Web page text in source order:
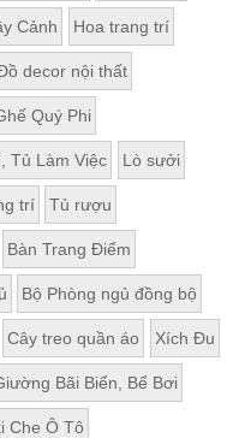
Cảnh Hoa trang trí
decor nội thất
Quý Phi
Tủ Làm Việc Lò sưởi
trí Tủ rượu
Bàn Trang Điểm
Bộ Phòng ngủ đồng bộ
Cây treo quần áo Xích Đu
Bãi Biển, Bể Bơi
Che Ô Tô